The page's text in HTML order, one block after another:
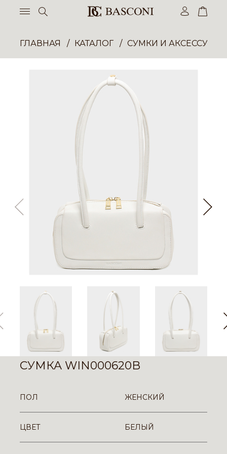
ГЛАВНАЯ КАТАЛОГ СУМКИ И
СУМКА WIN000620B
ПОЛ ЖЕНСКИЙ
ЦВЕТ БЕЛЫЙ